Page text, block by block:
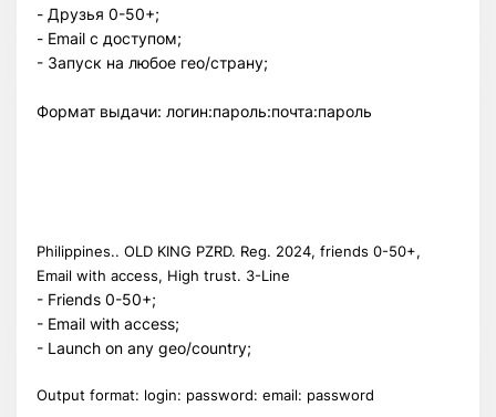
- Друзья 0-50+;
- Email с доступом;
- Запуск на любое гео/страну;
Формат выдачи: логин:пароль:почта:пароль
Philippines.. OLD KING PZRD. Reg. 2024, friends 0-50+,
Email with access, High trust. 3-Line
- Friends 0-50+;
- Email with access;
- Launch on any geo/country;
Output format: login: password: email: password